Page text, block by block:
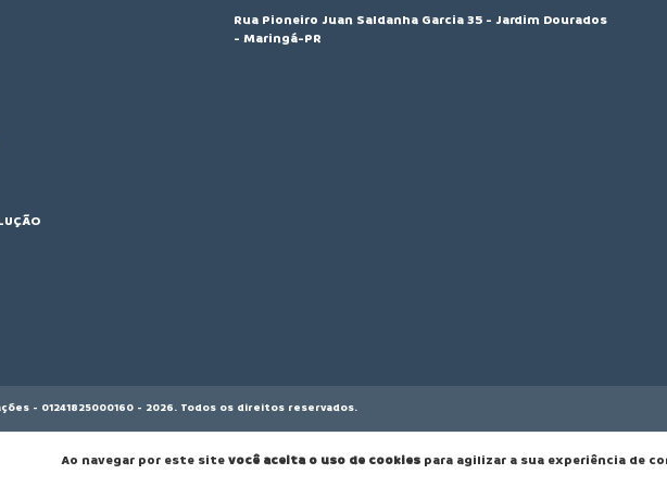
Ao navegar por este sitevocê aceita o uso de cookiespara agilizar a sua experiência de
Rua Pioneiro Juan Saldanha Garcia 35 - Jardim Dourados
- Maringá-PR
- 01241825000160 - 2026. Todos os direitos reservados.